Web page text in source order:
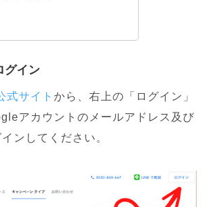
グイン
式サイト から、右上の「ログイン」
アカウントのメールアドレス及び
ンしてください。